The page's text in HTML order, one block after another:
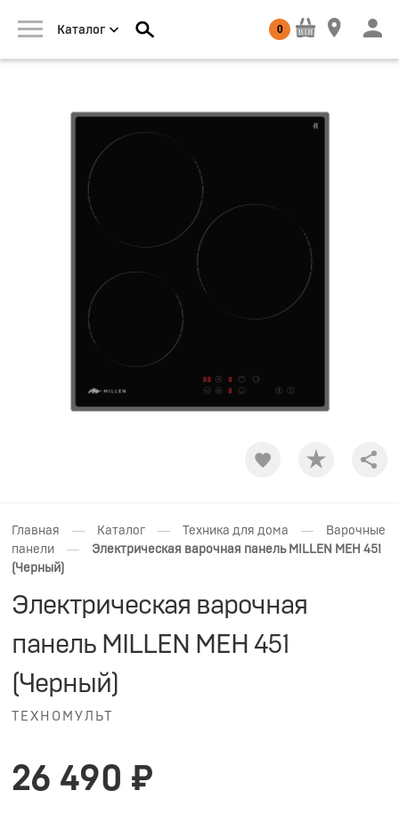
Каталог 0
Главная — Каталог — Техника для дома —
Варочные
панели
—
Электрическая варочная панель MILLEN MEH 451
(Черный)
Электрическая варочная
панель MILLEN MEH 451
(Черный)
ТЕХНОМУЛЬТ
26 490 ₽